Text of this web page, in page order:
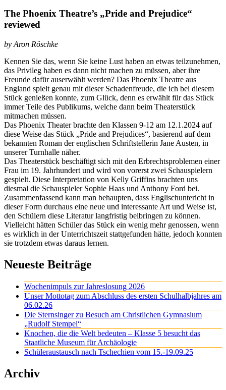
The Phoenix Theatre’s „Pride and Prejudice“
reviewed
by Aron Röschke
Kennen Sie das, wenn Sie keine Lust haben an etwas teilzunehmen,
das Privileg haben es dann nicht machen zu müssen, aber ihre
Freunde dafür auserwählt werden? Das Phoenix Theatre aus
England spielt genau mit dieser Schadenfreude, die ich bei diesem
Stück genießen konnte, zum Glück, denn es erwählt für das Stück
immer Teile des Publikums, welche dann beim Theaterstück
mitmachen müssen.
Das Phoenix Theater brachte den Klassen 9-12 am 12.1.2024 auf
diese Weise das Stück „Pride and Prejudices“, basierend auf dem
bekannten Roman der englischen Schriftstellerin Jane Austen, in
unserer Turnhalle näher.
Das Theaterstück beschäftigt sich mit den Erbrechtsproblemen einer
Frau im 19. Jahrhundert und wird von vorerst zwei Schauspielern
gespielt. Diese Interpretation von Kelly Griffins brachten uns
diesmal die Schauspieler Sophie Haas und Anthony Ford bei.
Zusammenfassend kann man behaupten, dass Englischuntericht in
dieser Form durchaus eine neue und interessante Art und Weise ist,
den Schülern diese Literatur langfristig beibringen zu können.
Vielleicht hätten Schüler das Stück ein wenig mehr genossen, wenn
es wirklich in der Unterrichtszeit stattgefunden hätte, jedoch konnten
sie trotzdem etwas daraus lernen.
Neueste Beiträge
Wochenimpuls zur Jahreslosung 2026
Unser Mottotag zum Abschluss des ersten Schulhalbjahres am
06.02.26
Die Sternsinger zu Besuch am Christlichen Gymnasium
„Rudolf Stempel“
Knochen, die die Welt bedeuten – Klasse 5 besucht das
Staatliche Museum für Archäologie
Schüleraustausch nach Tschechien vom 15.-19.09.25
Archiv